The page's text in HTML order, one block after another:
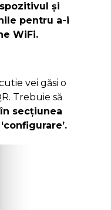
și
pentru a-i
WiFi.
vei găsi o
Trebuie să
secțiunea